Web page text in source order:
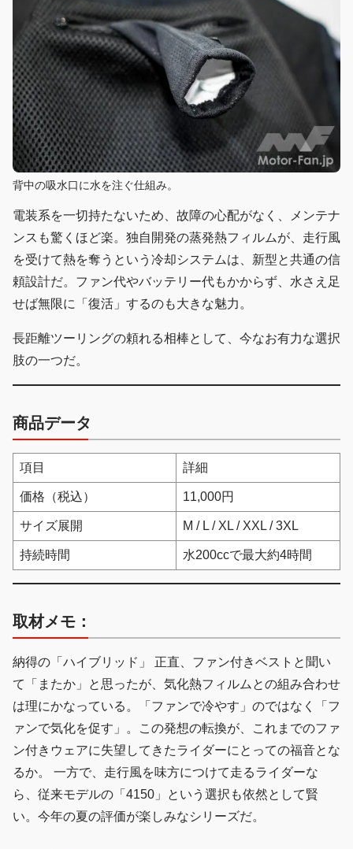
背中の吸水口に水を注ぐ仕組み。
電装系を一切持たないため、故障の心配がなく、メンテナ
ンスも驚くほど楽。独自開発の蒸発熱フィルムが、走行風
を受けて熱を奪うという冷却システムは、新型と共通の信
頼設計だ。ファン代やバッテリー代もかからず、水さえ足
せば無限に「復活」するのも大きな魅力。
長距離ツーリングの頼れる相棒として、今なお有力な選択
肢の一つだ。
商品データ
項目 詳細
価格（税込） 11,000円
サイズ展開 M / L / XL / XXL / 3XL
持続時間 水200ccで最大約4時間
取材メモ：
納得の「ハイブリッド」 正直、ファン付きベストと聞い
て「またか」と思ったが、気化熱フィルムとの組み合わせ
は理にかなっている。「ファンで冷やす」のではなく「フ
ァンで気化を促す」。この発想の転換が、これまでのファ
ン付きウェアに失望してきたライダーにとっての福音とな
るか。 一方で、走行風を味方につけて走るライダーな
ら、従来モデルの「4150」という選択も依然として賢
い。今年の夏の評価が楽しみなシリーズだ。